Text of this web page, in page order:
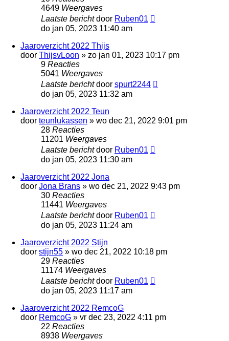
4649 Weergaves
Laatste berichtdoor Ruben01
do jan 05, 2023 11:40 am
Jaaroverzicht 2022 Thijs
door ThijsvLoon » zo jan 01, 2023 10:17 pm
9 Reacties
5041 Weergaves
Laatste berichtdoor spurt2244
do jan 05, 2023 11:32 am
Jaaroverzicht 2022 Teun
door teunlukassen » wo dec 21, 2022 9:01 pm
28 Reacties
11201 Weergaves
Laatste berichtdoor Ruben01
do jan 05, 2023 11:30 am
Jaaroverzicht 2022 Jona
door Jona Brans » wo dec 21, 2022 9:43 pm
30 Reacties
11441 Weergaves
Laatste berichtdoor Ruben01
do jan 05, 2023 11:24 am
Jaaroverzicht 2022 Stijn
door stijn55 » wo dec 21, 2022 10:18 pm
29 Reacties
11174 Weergaves
Laatste berichtdoor Ruben01
do jan 05, 2023 11:17 am
Jaaroverzicht 2022 RemcoG
door RemcoG » vr dec 23, 2022 4:11 pm
22 Reacties
8938 Weergaves